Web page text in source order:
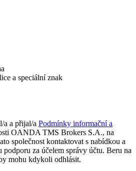
a speciální znak
a a přijal/a Podmínky informační a
OANDA TMS Brokers S.A., na
společnost kontaktovat s nabídkou a
za účelem správy účtu. Beru na
mohu kdykoli odhlásit.